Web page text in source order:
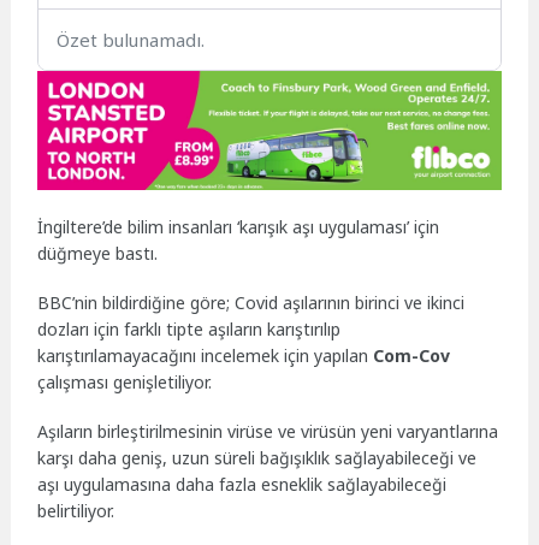
Özet bulunamadı.
İngiltere’de bilim insanları ‘karışık aşı uygulaması’ için
düğmeye bastı.
BBC’nin bildirdiğine göre; Covid aşılarının birinci ve ikinci
dozları için farklı tipte aşıların karıştırılıp
karıştırılamayacağını incelemek için yapılan Com-Cov
çalışması genişletiliyor.
Aşıların birleştirilmesinin virüse ve virüsün yeni varyantlarına
karşı daha geniş, uzun süreli bağışıklık sağlayabileceği ve
aşı uygulamasına daha fazla esneklik sağlayabileceği
belirtiliyor.